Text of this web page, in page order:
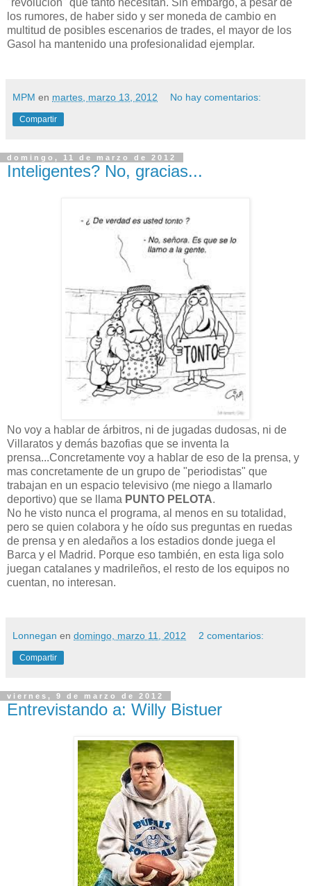
"revolución" que tanto necesitan. Sin embargo, a pesar de
los rumores, de haber sido y ser moneda de cambio en
multitud de posibles escenarios de trades, el mayor de los
Gasol ha mantenido una profesionalidad ejemplar.
MPM en martes, marzo 13, 2012 No hay comentarios:
Compartir
domingo, 11 de marzo de 2012
Inteligentes? No, gracias...
No voy a hablar de árbitros, ni de jugadas dudosas, ni de
Villaratos y demás bazofias que se inventa la
prensa...Concretamente voy a hablar de eso de la prensa, y
mas concretamente de un grupo de "periodistas" que
trabajan en un espacio televisivo (me niego a llamarlo
deportivo) que se llama PUNTO PELOTA.
No he visto nunca el programa, al menos en su totalidad,
pero se quien colabora y he oído sus preguntas en ruedas
de prensa y en aledaños a los estadios donde juega el
Barca y el Madrid. Porque eso también, en esta liga solo
juegan catalanes y madrileños, el resto de los equipos no
cuentan, no interesan.
Lonnegan en domingo, marzo 11, 2012 2 comentarios:
Compartir
viernes, 9 de marzo de 2012
Entrevistando a: Willy Bistuer